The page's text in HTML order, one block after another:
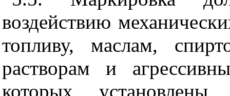
воздействию
топливу, маслам,
растворам и
которых установлены